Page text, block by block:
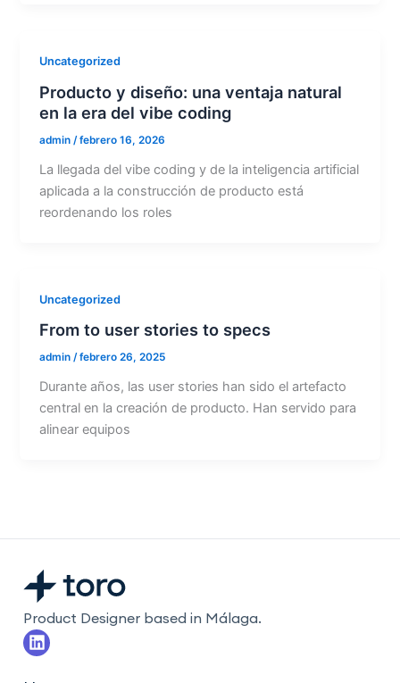
Uncategorized
Producto y diseño: una ventaja natural
en la era del vibe coding
admin/febrero 16, 2026
La llegada del vibe coding y de la inteligencia artificial
aplicada a la construcción de producto está
reordenando los roles
Uncategorized
From to user stories to specs
admin/febrero 26, 2025
Durante años, las user stories han sido el artefacto
central en la creación de producto. Han servido para
alinear equipos
Product Designer based in Málaga.
L
i